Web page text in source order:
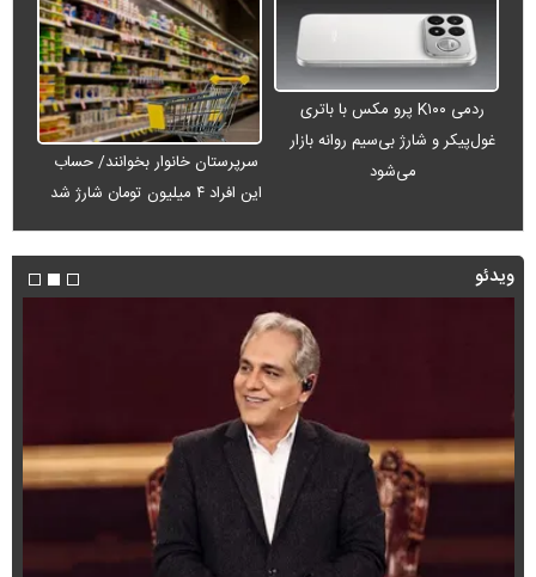
ردمی K۱۰۰ پرو مکس با باتری
غول‌پیکر و شارژ بی‌سیم روانه بازار
می‌شود
سرپرستان خانوار بخوانند/ حساب
این افراد ۴ میلیون تومان شارژ شد
ویدئو